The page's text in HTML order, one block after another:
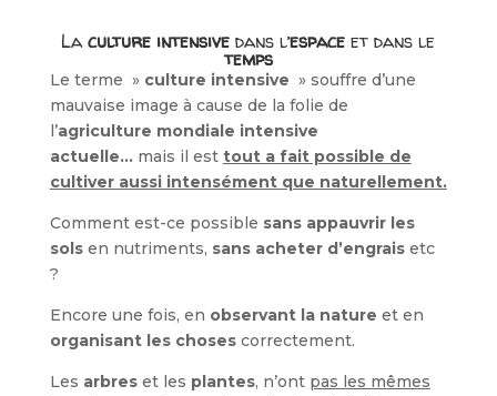
Laculture intensive dans l’espace et dans le
temps
Le terme » culture intensive » souffre d’une
mauvaise image à cause de la folie de
l’agriculture mondiale intensive
actuelle…mais il est tout a fait possible de
cultiver aussi intensément que naturellement.
Comment est-ce possible sans appauvrir les
solsen nutriments, sans acheter d’engraisetc
?
Encore une fois, en observant la nature et en
organisant les chosescorrectement.
Les arbreset les plantes, n’ont pas les mêmes